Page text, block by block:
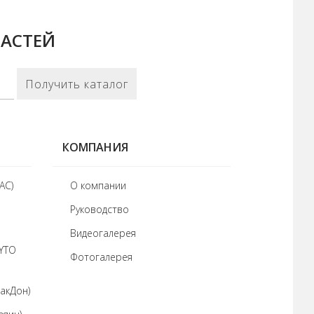
Получить каталог
КОМПАНИЯ
О компании
Руководство
Видеогалерея
Фотогалерея